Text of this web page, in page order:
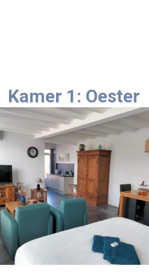
Kamer 1: Oester